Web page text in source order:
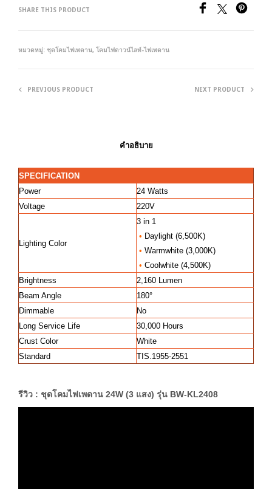
SHARE THIS PRODUCT
หมวดหมู่: ชุดโคมไฟเพดาน, โคมไฟดาวน์ไลท์-ไฟเพดาน
PREVIOUS PRODUCT NEXT PRODUCT
คำอธิบาย
SPECIFICATION
Power
24 Watts
Voltage
220V
Lighting Color
3 in 1
• Daylight (6,500K)
• Warmwhite (3,000K)
• Coolwhite (4,500K)
Brightness
2,160 Lumen
Beam Angle
180°
Dimmable
No
Long Service Life
30,000 Hours
Crust Color
White
Standard
TIS.1955-2551
รีวิว : ชุดโคมไฟเพดาน 24W (3 แสง) รุ่น BW-KL2408